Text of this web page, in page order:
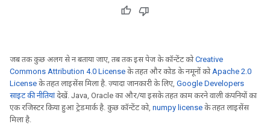
जब तक कुछ अलग से न बताया जाए, तब तक इस पेज के कॉन्टेंट कोCreative
Commons Attribution 4.0 License के तहत और कोड के नमूनों कोApache 2.0
License के तहत लाइसेंस मिला है. ज़्यादा जानकारी के लिए, Google Developers
साइट की नीतियांदेखें. Java, Oracle का और/या इसके तहत काम करने वाली कंपनियों का
एक रजिस्टर किया हुआ ट्रेडमार्क है. कुछ कॉन्टेंट को, numpy license के तहत लाइसेंस
मिला है.